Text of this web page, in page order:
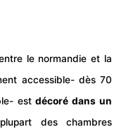
le normandie et la
accessible- dès 70
estdécoré dans un
des chambres